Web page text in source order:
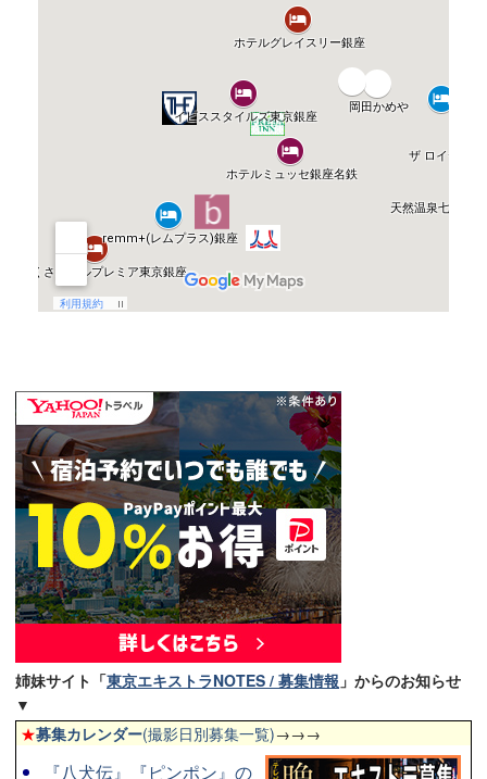
姉妹サイト「東京エキストラNOTES / 募集情報 」からのお知らせ
▼
★募集カレンダー(撮影日別募集一覧)→→→
『八犬伝』『ピンポン』の